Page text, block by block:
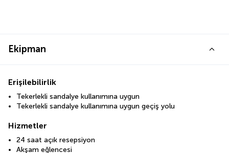
Ekipman
Erişilebilirlik
Tekerlekli sandalye kullanımına uygun
Tekerlekli sandalye kullanımına uygun geçiş yolu
Hizmetler
24 saat açık resepsiyon
Akşam eğlencesi